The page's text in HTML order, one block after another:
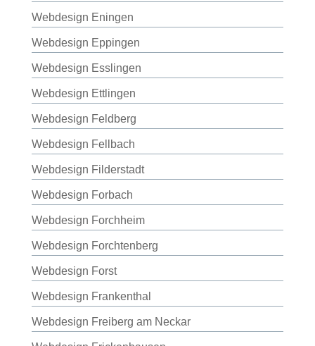
Webdesign Eningen
Webdesign Eppingen
Webdesign Esslingen
Webdesign Ettlingen
Webdesign Feldberg
Webdesign Fellbach
Webdesign Filderstadt
Webdesign Forbach
Webdesign Forchheim
Webdesign Forchtenberg
Webdesign Forst
Webdesign Frankenthal
Webdesign Freiberg am Neckar